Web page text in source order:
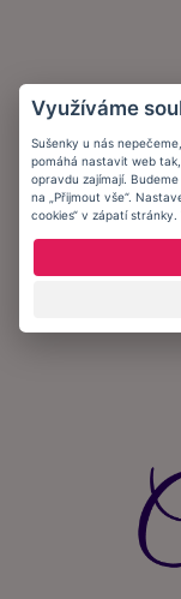
Využíváme
Sušenky u nás
pomáhá nastavit web
opravdu zajímají.
na „Přijmout vše“.
cookies“ v zápatí